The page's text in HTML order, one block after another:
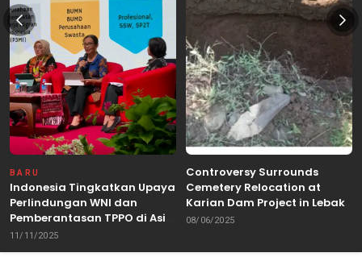
BARU
Indonesia Tingkatkan Upaya
Perlindungan WNI dan
Pemberantasan TPPO di Asia
Tenggara
11/11/2025
Controversy Surrounds
Cemetery Relocation at
Karian Dam Project in Lebak,
Banten
08/06/2025